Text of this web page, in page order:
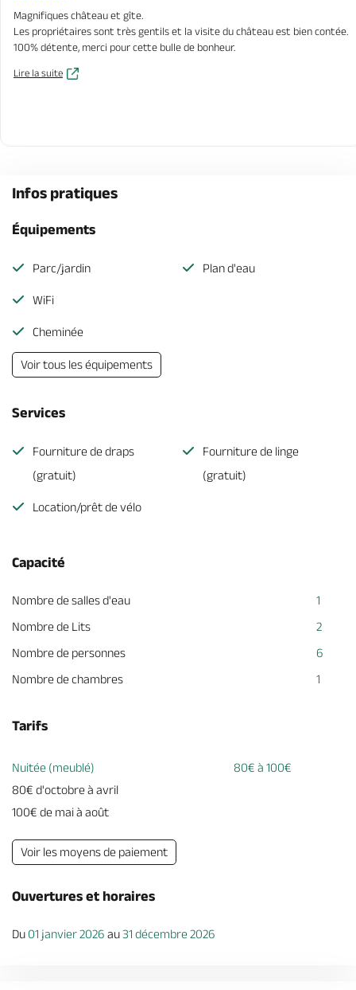
Magnifiques château et gîte.
Les propriétaires sont très gentils et la visite du château est bien contée.
100% détente, merci pour cette bulle de bonheur.
Lire la suite
Infos pratiques
Équipements
Parc/jardin Plan d'eau
WiFi
Cheminée
Voir tous les équipements
Services
Fourniture de draps
(gratuit)
Fourniture de linge
(gratuit)
Location/prêt de vélo
Capacité
Nombre de salles d'eau
1
Nombre de Lits
2
Nombre de personnes
6
Nombre de chambres
1
Tarifs
Nuitée (meublé)
80€ à 100€
80€ d'octobre à avril
100€ de mai à août
Voir les moyens de paiement
Ouvertures et horaires
Du 01 janvier 2026 au31 décembre 2026